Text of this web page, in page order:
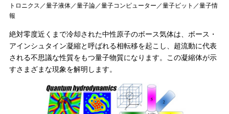
トロニクス／量子液体／量子論／量子コンピューター／量子ビット／量子情
報
絶対零度近くまで冷却された中性原子のボース気体は、ボース・
アインシュタイン凝縮と呼ばれる相転移を起こし、超流動に代表
される不思議な性質をもつ量子物質になります。この凝縮体が示
すさまざまな現象を解明します。